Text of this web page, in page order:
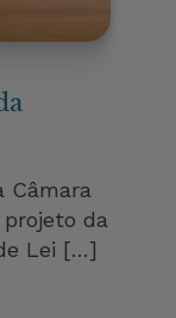
Câmara
da
Lei […]